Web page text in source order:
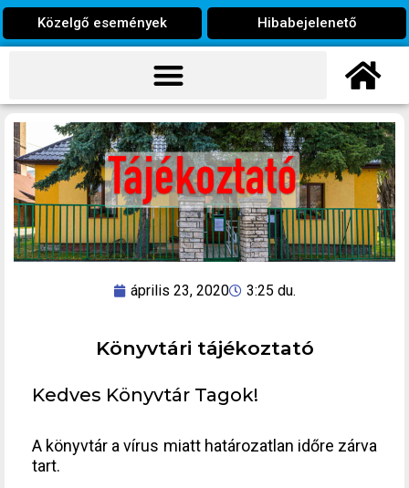
Közelgő események Hibabejelenető
április 23, 2020 3:25 du.
Könyvtári tájékoztató
Kedves Könyvtár Tagok!
A könyvtár a vírus miatt határozatlan időre zárva
tart.